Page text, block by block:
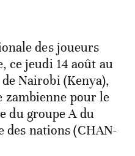
des joueurs
ce jeudi 14 août au
Nairobi (Kenya),
zambienne pour le
du groupe A du
des nations (CHAN-